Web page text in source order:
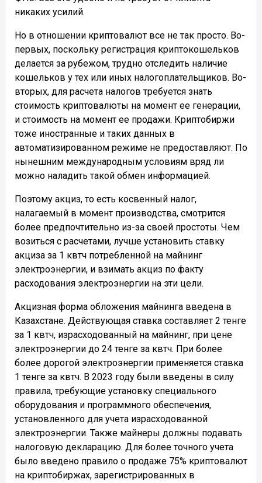
никаких усилий.
Но в отношении криптовалют все не так просто. Во-
первых, поскольку регистрация криптокошельков
делается за рубежом, трудно отследить наличие
кошельков у тех или иных налогоплательщиков. Во-
вторых, для расчета налогов требуется знать
стоимость криптовалюты на момент ее генерации,
и стоимость на момент ее продажи. Криптобиржи
тоже иностранные и таких данных в
автоматизированном режиме не предоставляют. По
нынешним международным условиям вряд ли
можно наладить такой обмен информацией.
Поэтому акциз, то есть косвенный налог,
налагаемый в момент производства, смотрится
более предпочтительно из-за своей простоты. Чем
возиться с расчетами, лучше установить ставку
акциза за 1 квтч потребленной на майнинг
электроэнергии, и взимать акциз по факту
расходования электроэнергии на эти цели.
Акцизная форма обложения майнинга введена в
Казахстане. Действующая ставка составляет 2 тенге
за 1 квтч, израсходованный на майнинг, при цене
электроэнергии до 24 тенге за квтч. При более
более дорогой электроэнергии применяется ставка
1 тенге за квтч. В 2023 году были введены в силу
правила, требующие установку специального
оборудования и программного обеспечения,
установленного для учета израсходованной
электроэнергии. Также майнеры должны подавать
налоговую декларацию. Для более точного учета
было введено правило о продаже 75% криптовалют
на криптобиржах, зарегистрированных в